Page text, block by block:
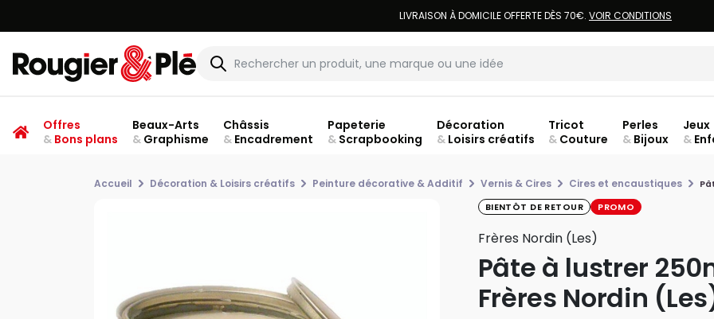
LIVRAISON À DOMICILE OFFERTE DÈS 70€. VOIR CONDITIONS
Offres
&Bons plans
Beaux-Arts
&Graphisme
Châssis
&Encadrement
Papeterie
&Scrapbooking
Décoration
&Loisirs créatifs
Tricot
& Couture
Perles
& Bijoux
Jeux
&
Accueil Décoration & Loisirs créatifs Peinture décorative & Additif Vernis & Cires Cires et encaustiques
BIENTÔT DE RETOUR PROMO
Frères Nordin (les)
Pâte à lustrer
Frères Nordin